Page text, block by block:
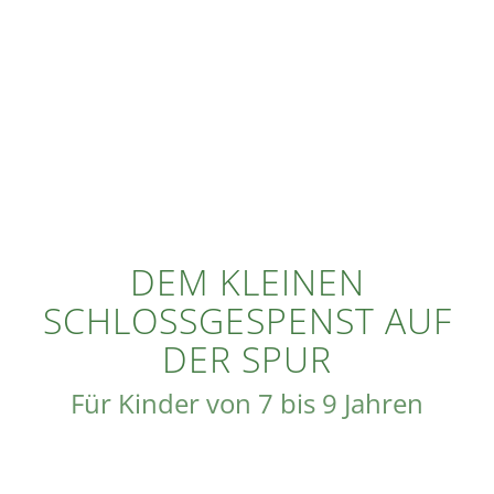
DEM KLEINEN
SCHLOSSGESPENST AUF
DER SPUR
Für Kinder von 7 bis 9 Jahren